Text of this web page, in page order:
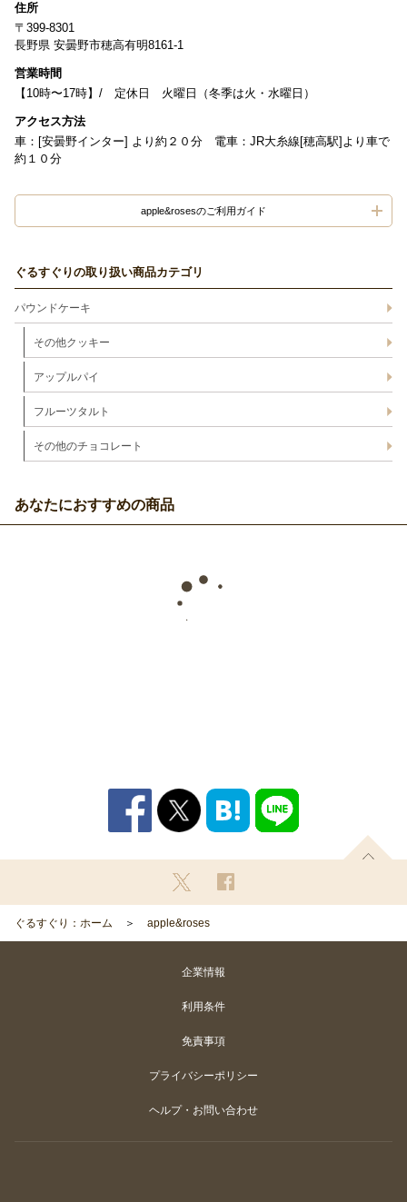
住所
〒399-8301
長野県 安曇野市穂高有明8161-1
営業時間
【10時〜17時】/ 定休日 火曜日（冬季は火・水曜日）
アクセス方法
車：[安曇野インター] より約２０分 電車：JR大糸線[穂高駅]より車で
約１０分
apple&rosesのご利用ガイド
ぐるすぐりの取り扱い商品カテゴリ
パウンドケーキ
その他クッキー
アップルパイ
フルーツタルト
その他のチョコレート
あなたにおすすめの商品
ぐるすぐり：ホーム apple&roses
企業情報
利用条件
免責事項
プライバシーポリシー
ヘルプ・お問い合わせ